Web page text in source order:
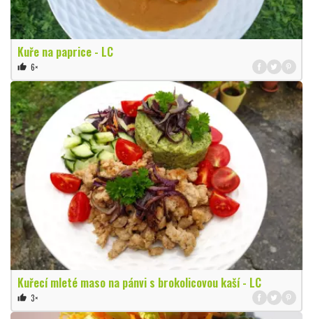
Kuře na paprice - LC
thumb_up 6×
Kuřecí mleté maso na pánvi s brokolicovou kaší - LC
thumb_up 3×